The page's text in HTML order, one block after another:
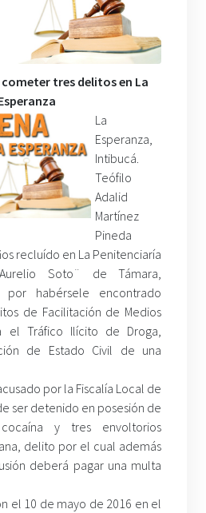
tres delitos en La
La
Esperanza,
Intibucá.
Teófilo
Adalid
Martínez
Pineda
recluído en La Penitenciaría
Soto¨ de Támara,
por habérsele encontrado
de Facilitación de Medios
el Tráfico Ilícito de Droga,
de Estado Civil de una
por la Fiscalía Local de
ser detenido en posesión de
y tres envoltorios
delito por el cual además
deberá pagar una multa
el 10 de mayo de 2016 en el